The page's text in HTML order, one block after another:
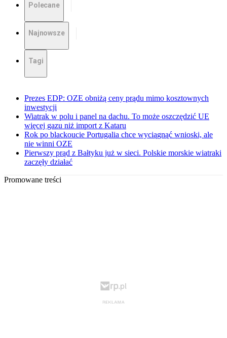
Polecane
Najnowsze
Tagi
Prezes EDP: OZE obniżą ceny prądu mimo kosztownych
inwestycji
Wiatrak w polu i panel na dachu. To może oszczędzić UE
więcej gazu niż import z Kataru
Rok po blackoucie Portugalia chce wyciągnąć wnioski, ale
nie winni OZE
Pierwszy prąd z Bałtyku już w sieci. Polskie morskie wiatraki
zaczęły działać
Promowane treści